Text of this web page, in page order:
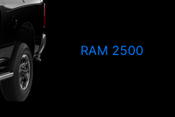
RAM 2500